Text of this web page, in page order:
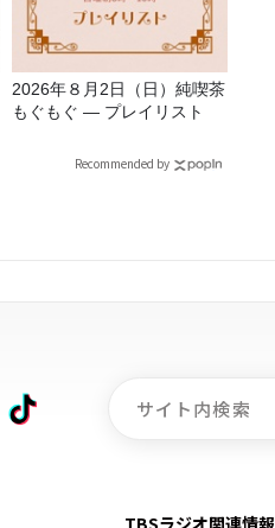
2026年８月2日（日）純喫茶
もぐもぐ ― プレイリスト
Recommended by
TBSラジオ関連情報